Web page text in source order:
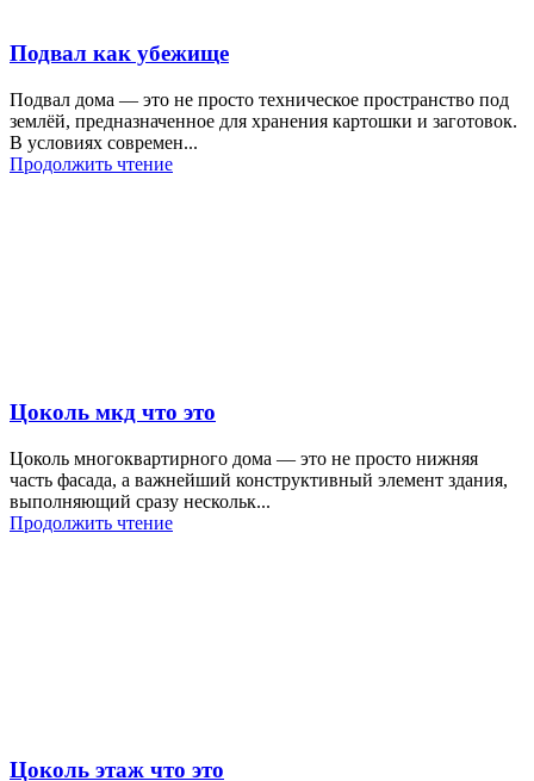
Подвал как убежище
Подвал дома — это не просто техническое пространство под
землёй, предназначенное для хранения картошки и заготовок.
В условиях современ...
Продолжить чтение
Цоколь мкд что это
Цоколь многоквартирного дома — это не просто нижняя
часть фасада, а важнейший конструктивный элемент здания,
выполняющий сразу нескольк...
Продолжить чтение
Цоколь этаж что это